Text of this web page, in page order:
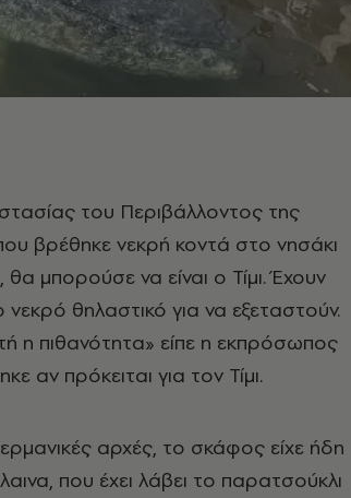
του Περιβάλλοντος της
βρέθηκε νεκρή κοντά στο νησάκι
μπορούσε να είναι ο Τίμι. Έχουν
θηλαστικό για να εξεταστούν.
η πιθανότητα» είπε η εκπρόσωπος
αν πρόκειται για τον Τίμι.
αρχές, το σκάφος είχε ήδη
που έχει λάβει το παρατσούκλι